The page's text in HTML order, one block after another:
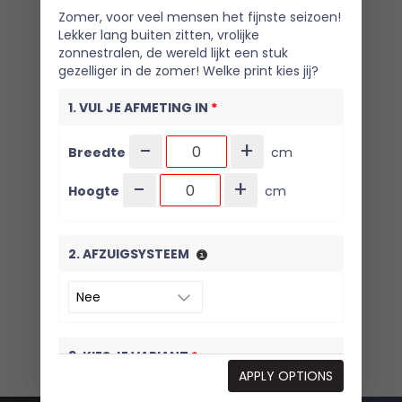
Zomer, voor veel mensen het fijnste seizoen!
Lekker lang buiten zitten, vrolijke
zonnestralen, de wereld lijkt een stuk
gezelliger in de zomer! Welke print kies jij?
1. VUL JE AFMETING IN *
Breedte - + cm
Hoogte - + cm
2. AFZUIGSYSTEEM
3. KIES JE VARIANT*
APPLY OPTIONS